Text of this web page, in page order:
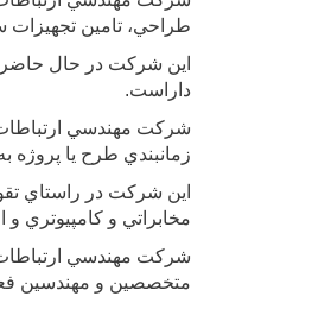
طراحي، تامين تجهيزات
اين شرکت در حال حاضر
داراست.
شرکت مهندسي ارتباطات
زمانبندي طرح يا
اين شركت در راستاي
مخابراتي و كامپيوتري
شرکت مهندسي ارتباطات
متخصصين و مهندسين